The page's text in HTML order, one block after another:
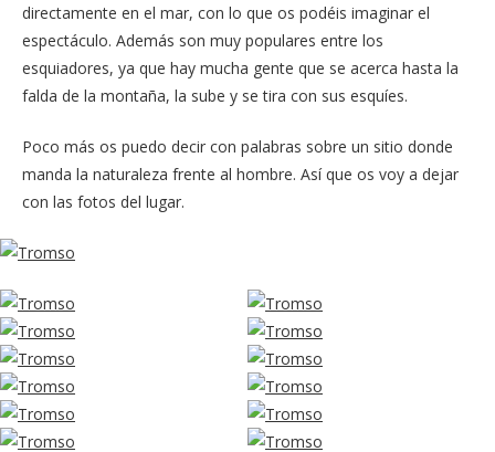
directamente en el mar, con lo que os podéis imaginar el
espectáculo. Además son muy populares entre los
esquiadores, ya que hay mucha gente que se acerca hasta la
falda de la montaña, la sube y se tira con sus esquíes.
Poco más os puedo decir con palabras sobre un sitio donde
manda la naturaleza frente al hombre. Así que os voy a dejar
con las fotos del lugar.